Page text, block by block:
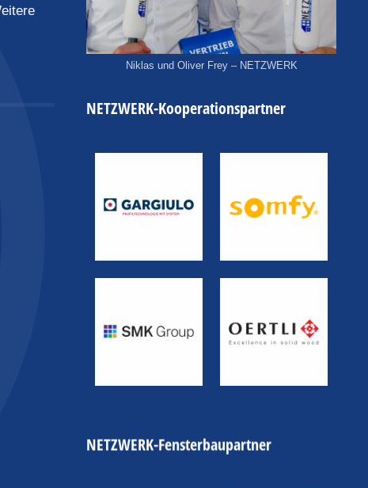
Niklas und Oliver Frey – NETZWERK
NETZWERK-Kooperationspartner
NETZWERK-Fensterbaupartner